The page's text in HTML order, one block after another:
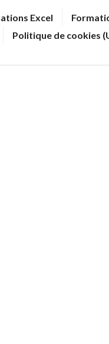
Excel
Politique de cookies